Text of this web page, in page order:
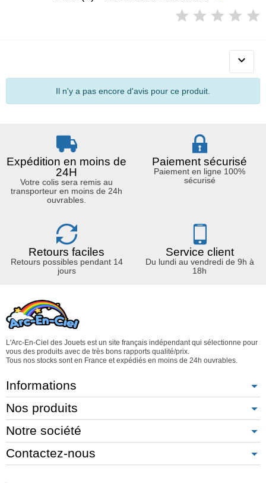

Il n'y a pas encore d'avis pour ce produit.
Expédition en moins de
24H
Votre colis sera remis au
transporteur en moins de 24h
ouvrables.
Paiement sécurisé
Paiement en ligne 100%
sécurisé
Retours faciles
Retours possibles pendant 14
jours
Service client
Du lundi au vendredi de 9h à
18h
L'Arc-En-Ciel des Jouets est un site français indépendant qui sélectionne pour
vous des produits avec de très bons rapports qualité/prix.
Tous nos stocks sont en France et expédiés en moins de 24h ouvrables.
Informations
Nos produits
Notre société
Contactez-nous